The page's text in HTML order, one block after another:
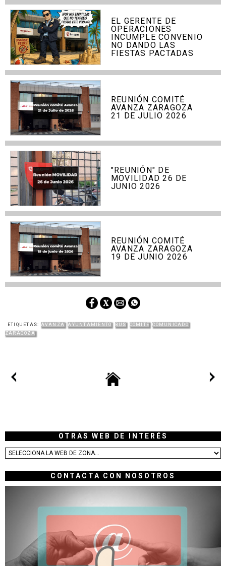
EL GERENTE DE
OPERACIONES
INCUMPLE CONVENIO
NO DANDO LAS
FIESTAS PACTADAS
REUNIÓN COMITÉ
AVANZA ZARAGOZA
21 DE JULIO 2026
"REUNIÓN" DE
MOVILIDAD 26 DE
JUNIO 2026
REUNIÓN COMITÉ
AVANZA ZARAGOZA
19 DE JUNIO 2026
ETIQUETAS: AVANZA AYUNTAMIENTO BUS COMITÉ
COMUNICADO
ZARAGOZA
OTRAS WEB DE INTERÉS
CONTACTA CON NOSOTROS